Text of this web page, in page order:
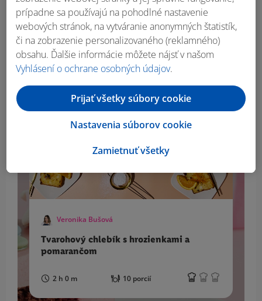
sveta plného sladkých
chutí.
Veronika Bušová
Tvarohový chlebík s hrozienkami a
pomarančom
2 h 0 m 10 porcií
prípadne sa používajú na pohodlné nastavenie
webových stránok, na vytváranie anonymných štatistík,
či na zobrazenie personalizovaného (reklamného)
obsahu. Ďalšie informácie môžete nájsť v našom
Vyhlásení o ochrane osobných údajov.
Zamietnuť všetky
Nastavenia súborov cookie
Prijať všetky súbory cookie